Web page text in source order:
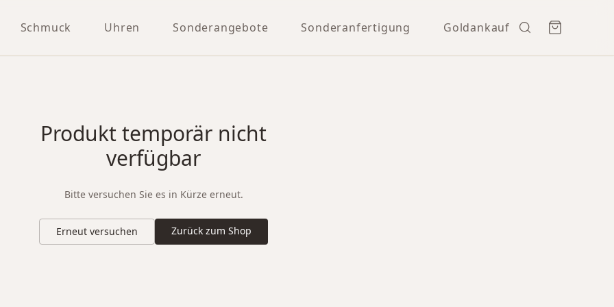
Schmuck Uhren Sonderangebote Sonderanfertigung Goldankauf
Produkt temporär nicht
verfügbar
Bitte versuchen Sie es in Kürze erneut.
Erneut versuchen Zurück zum Shop